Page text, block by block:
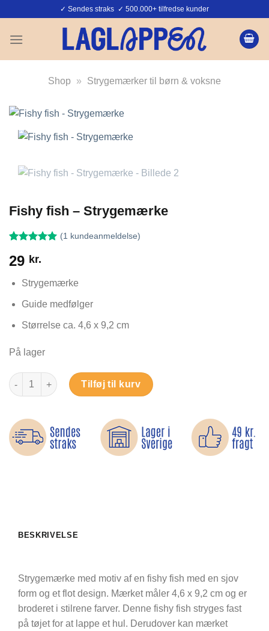
indhold
✓ Sendes straks ✓ 500.000+ tilfredse kunder
Shop » Strygemærker til børn & voksne
Fishy fish – Strygemærke
som
5ud
kundebedømmelse
(1 kundeanmeldelse)
29 kr.
Strygemærke
Guide medfølger
Størrelse ca. 4,6 x 9,2 cm
På lager
Fishy fish - Strygemærke antal
Tilføj til kurv
BESKRIVELSE
Strygemærke med motiv af en fishy fish med en sjov
form og et flot design. Mærket måler 4,6 x 9,2 cm og er
broderet i stilrene farver. Denne fishy fish stryges fast
på tøjet for at lappe et hul. Derudover kan mærket